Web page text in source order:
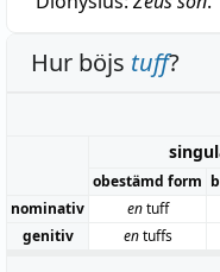
Hur böjs tuff?
obestämd form
nominativ
entuff
genitiv
entuffs